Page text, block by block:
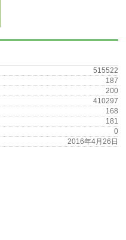
515522
187
200
410297
168
181
0
2016年4月26日